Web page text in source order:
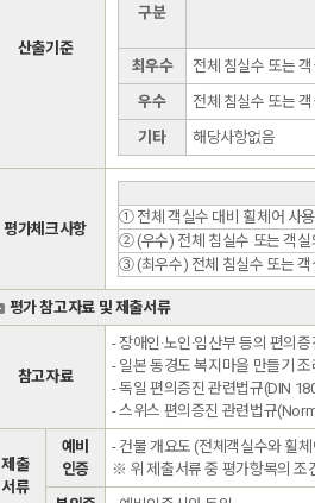
산출기준
구분
최우수
전체 침실수 또는
우수
전체 침실수 또는
기타
해당사항없음
평가체크사항
① 전체 객실수 대비 휠체어 사
② (우수) 전체 침실수 또는 객실
③ (최우수) 전체 침실수 또는 객
평가 참고자료 및 제출서류
참고자료
- 장애인·노인·임산부 등의 편의
- 일본 동경도 복지마을 만들기 조
- 독일 편의증진 관련법규(DIN
- 스위스 편의증진 관련법규
제출
서류
예비
인증
- 건물 개요도 (전체객실수와 휠
※ 위 제출서류 중 평가항목의 조